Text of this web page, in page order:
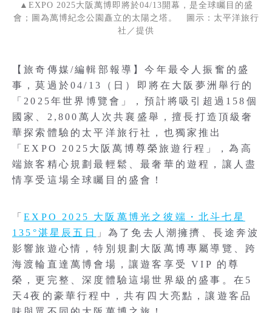
▲EXPO 2025大阪萬博即將於04/13開幕，是全球矚目的盛
會；圖為萬博紀念公園矗立的太陽之塔。 圖示：太平洋旅行
社／提供
【旅奇傳媒/編輯部報導】今年最令人振奮的盛
事，莫過於04/13（日）即將在大阪夢洲舉行的
「2025年世界博覽會」，預計將吸引超過158個
國家、2,800萬人次共襄盛舉，擅長打造頂級奢
華探索體驗的太平洋旅行社，也獨家推出
「EXPO 2025大阪萬博尊榮旅遊行程」，為高
端旅客精心規劃最輕鬆、最奢華的遊程，讓人盡
情享受這場全球矚目的盛會！
「EXPO 2025 大阪萬博光之彼端・北斗七星
135°湛星辰五日
」為了免去人潮擁擠、長途奔波
影響旅遊心情，特別規劃大阪萬博專屬導覽、跨
海渡輪直達萬博會場，讓遊客享受 VIP 的尊
榮，更完整、深度體驗這場世界級的盛事。在5
天4夜的豪華行程中，共有四大亮點，讓遊客品